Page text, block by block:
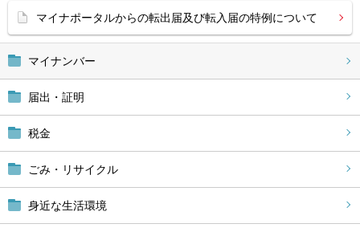
マイナンバー
届出・証明
税金
ごみ・リサイクル
身近な生活環境
マイナポータルからの転出届及び転入届の特例について